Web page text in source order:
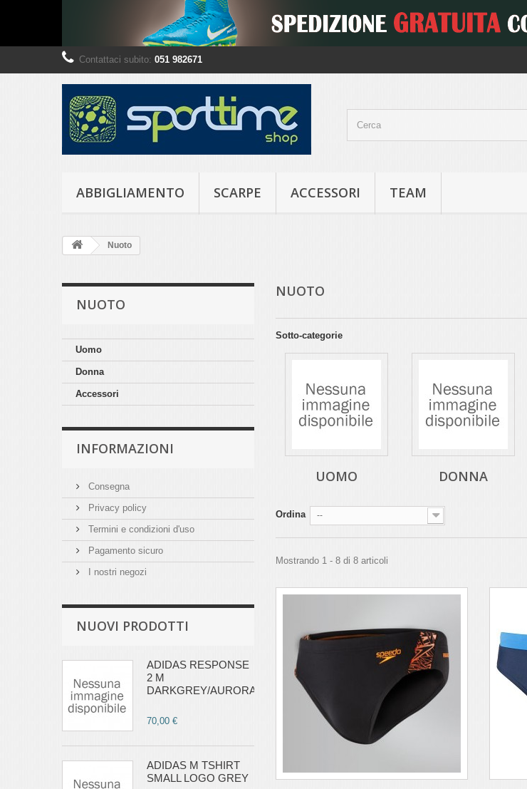
Contattaci subito: 051 982671
ABBIGLIAMENTO SCARPE ACCESSORI TEAM
Nuoto
NUOTO
Uomo
Donna
Accessori
INFORMAZIONI
Consegna
Privacy policy
Termini e condizioni d'uso
Pagamento sicuro
I nostri negozi
NUOVI PRODOTTI
ADIDAS RESPONSE
2 M
DARKGREY/AURORA
70,00 €
ADIDAS M TSHIRT
SMALL LOGO GREY
NUOTO
Sotto-categorie
UOMO DONNA
Ordina --
Mostrando 1 - 8 di 8 articoli